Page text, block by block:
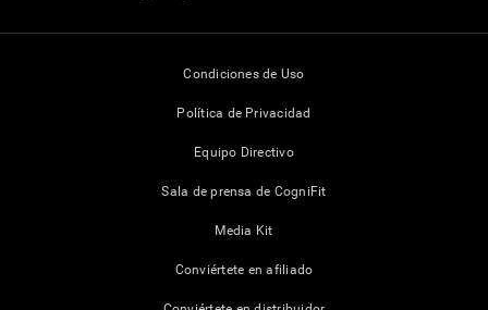
Condiciones de Uso
Política de Privacidad
Equipo Directivo
Sala de prensa de CogniFit
Media Kit
Conviértete en afiliado